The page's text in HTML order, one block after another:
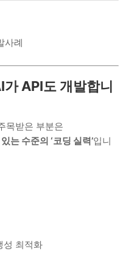
례
API도 개발합니
목받은 부분은
는 수준의 ‘코딩 실력’입니
성 최적화